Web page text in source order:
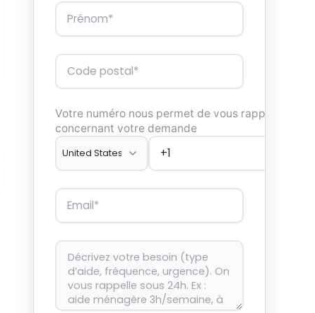
Votre numéro nous permet de vous rappeler
concernant votre demande